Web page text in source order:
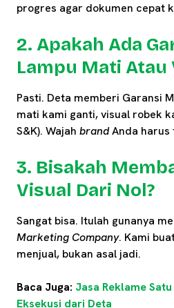
progres agar dokumen cepat
2. Apakah Ada
Lampu Mati Atau
Pasti. Deta memberi Garansi
mati kami ganti, visual robek
S&K). Wajah brandAnda harus
3. Bisakah
Visual Dari Nol?
Sangat bisa. Itulah gunanya
Marketing Company. Kami
menjual, bukan asal jadi.
Baca Juga: Jasa Reklame
Eksekusi dari Deta